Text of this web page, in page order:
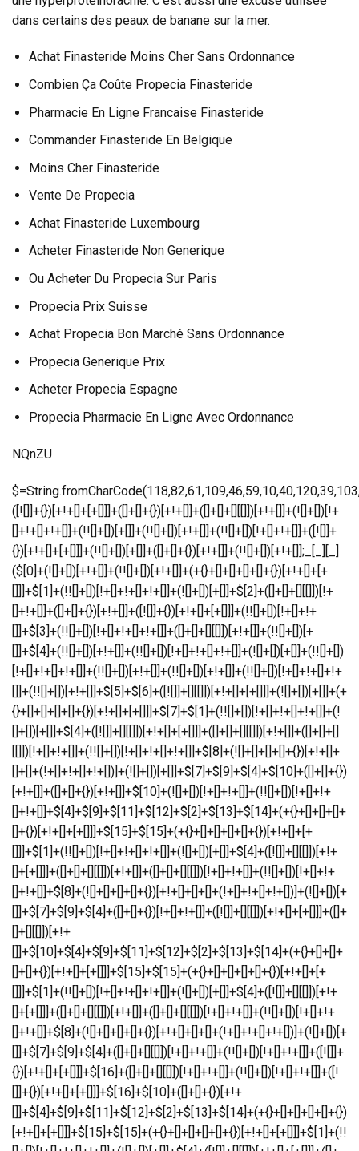
dans certains des peaux de banane sur la mer.
Achat Finasteride Moins Cher Sans Ordonnance
Combien Ça Coûte Propecia Finasteride
Pharmacie En Ligne Francaise Finasteride
Commander Finasteride En Belgique
Moins Cher Finasteride
Vente De Propecia
Achat Finasteride Luxembourg
Acheter Finasteride Non Generique
Ou Acheter Du Propecia Sur Paris
Propecia Prix Suisse
Achat Propecia Bon Marché Sans Ordonnance
Propecia Generique Prix
Acheter Propecia Espagne
Propecia Pharmacie En Ligne Avec Ordonnance
NQnZU